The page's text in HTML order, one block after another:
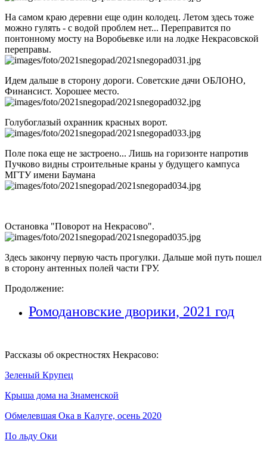
На самом краю деревни еще один колодец. Летом здесь тоже
можно гулять - с водой проблем нет... Переправится по
понтонному мосту на Воробьевке или на лодке Некрасовской
переправы.
Идем дальше в сторону дороги. Советские дачи ОБЛОНО,
Финансист. Хорошее место.
Голубоглазый охранник красных ворот.
Поле пока еще не застроено... Лишь на горизонте напротив
Пучково видны строительные краны у будущего кампуса
МГТУ имени Баумана
Остановка "Поворот на Некрасово".
Здесь закончу первую часть прогулки. Дальше мой путь пошел
в сторону антенных полей части ГРУ.
Продолжение:
Ромодановские дворики, 2021 год
Рассказы об окрестностях Некрасово:
Зеленый Крупец
Крыша дома на Знаменской
Обмелевшая Ока в Калуге, осень 2020
По льду Оки